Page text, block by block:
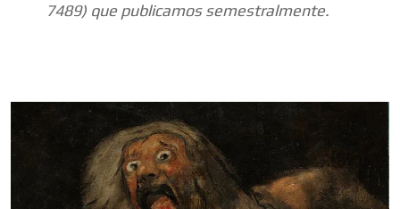
7489) que publicamos semestralmente.